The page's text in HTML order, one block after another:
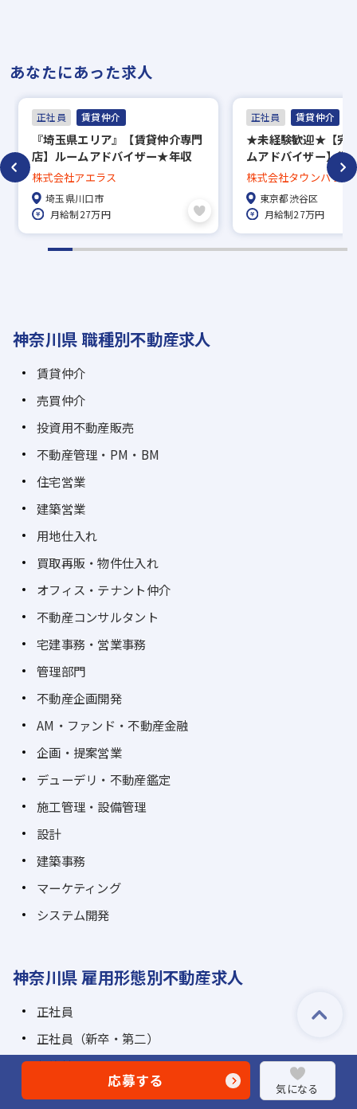
おり、安心してスキル
を身につけられます！
関わらず、誰もがイキ
イキと働いています◎
あなたにあった求人
正社員 賃貸仲介
『埼玉県エリア』【賃貸仲介専門
店】ルームアドバイザー★年収
1000万円以上可能！賞与年2回＋
毎月インセンティブ＋手当充実★
残業月20h以下★5連休以上OK
株式会社アエラス
埼玉県川口市
月給制27万円
正社員 賃貸仲介
★未経験歓迎★【完
ムアドバイザー】賞
回長期休暇あり／約
中から好きな物件に
度、家賃補助50％／
で地域密着！
株式会社タウンハウジ
東京都渋谷区
月給制27万円
神奈川県 職種別不動産求人
賃貸仲介
売買仲介
投資用不動産販売
不動産管理・PM・BM
住宅営業
建築営業
用地仕入れ
買取再販・物件仕入れ
オフィス・テナント仲介
不動産コンサルタント
宅建事務・営業事務
管理部門
不動産企画開発
AM・ファンド・不動産金融
企画・提案営業
デューデリ・不動産鑑定
施工管理・設備管理
設計
建築事務
マーケティング
システム開発
神奈川県 雇用形態別不動産求人
正社員
正社員（新卒・第二）
契約社員
応募する 気になる